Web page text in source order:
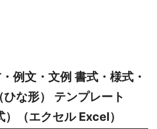
例文・文例 書式・様式・
な形） テンプレート
）（エクセル Excel）